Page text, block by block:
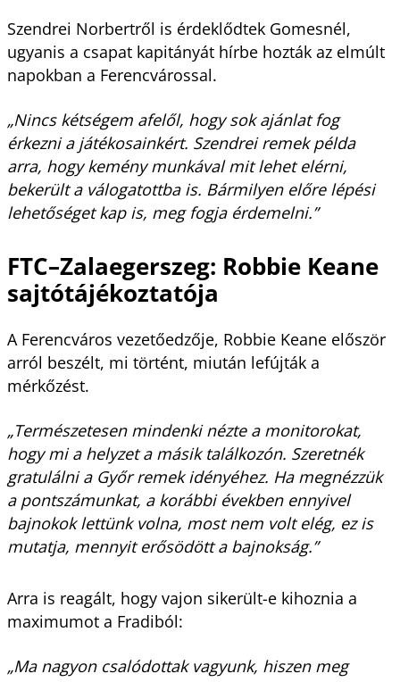
Szendrei Norbertről is érdeklődtek Gomesnél,
ugyanis a csapat kapitányát hírbe hozták az elmúlt
napokban a Ferencvárossal.
„Nincs kétségem afelől, hogy sok ajánlat fog
érkezni a játékosainkért. Szendrei remek példa
arra, hogy kemény munkával mit lehet elérni,
bekerült a válogatottba is. Bármilyen előre lépési
lehetőséget kap is, meg fogja érdemelni.”
FTC–Zalaegerszeg: Robbie Keane
sajtótájékoztatója
A Ferencváros vezetőedzője, Robbie Keane először
arról beszélt, mi történt, miután lefújták a
mérkőzést.
„Természetesen mindenki nézte a monitorokat,
hogy mi a helyzet a másik találkozón. Szeretnék
gratulálni a Győr remek idényéhez. Ha megnézzük
a pontszámunkat, a korábbi években ennyivel
bajnokok lettünk volna, most nem volt elég, ez is
mutatja, mennyit erősödött a bajnokság.”
Arra is reagált, hogy vajon sikerült-e kihoznia a
maximumot a Fradiból:
„Ma nagyon csalódottak vagyunk, hiszen meg